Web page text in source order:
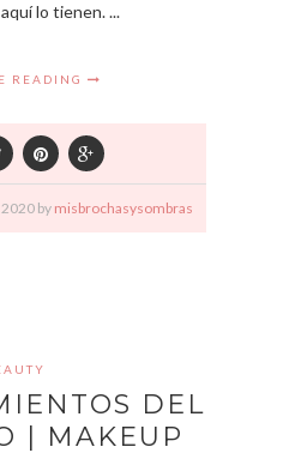
lo tienen. ...
READING
2020 by misbrochasysombras
DEL
| MAKEUP